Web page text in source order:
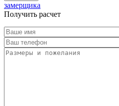
замерщика
Получить расчет